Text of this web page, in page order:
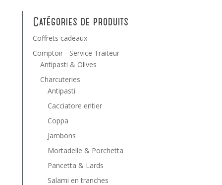
Catégories de produits
Coffrets cadeaux
Comptoir - Service Traiteur
Antipasti & Olives
Charcuteries
Antipasti
Cacciatore entier
Coppa
Jambons
Mortadelle & Porchetta
Pancetta & Lards
Salami en tranches